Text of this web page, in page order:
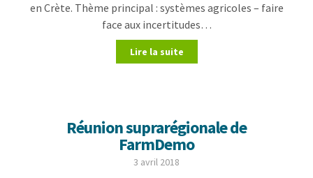
en Crète. Thème principal : systèmes agricoles – faire
face aux incertitudes…
Lire la suite
Réunion suprarégionale de
FarmDemo
3 avril 2018